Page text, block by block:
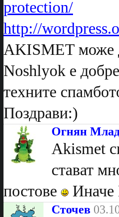
protection/
http://
AKISMET може
Noshlyok е
техните
Поздрави:)
Огнян
Akismet
стават
постове
Иначе
Сточев